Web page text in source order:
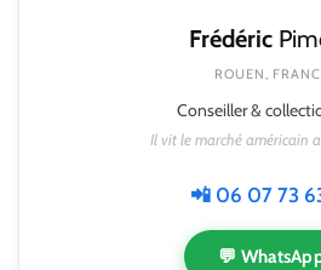
Frédéric
ROUEN,
Conseiller &
Il vit le marché américain
📲 06 07 73
💬